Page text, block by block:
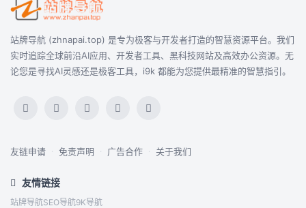
站牌导航 (zhnapai.top) 是专为极客与开发者打造的智慧资源平台。我们
实时追踪全球前沿AI应用、开发者工具、黑科技网站及高效办公资源。无
论您是寻找AI灵感还是极客工具，i9k 都能为您提供最精准的智慧指引。
友链申请 · 免责声明 · 广告合作 · 关于我们
友情链接
站牌导航SEO导航9K导航